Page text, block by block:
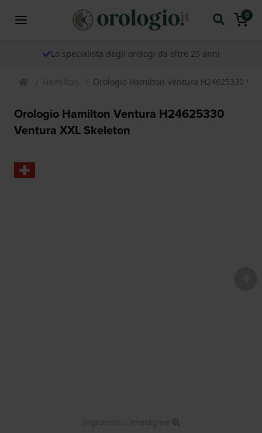
0
Lo specialista degli orologi da oltre 25 anni
Hamilton Orologio Hamilton Ventura H24625330
Orologio Hamilton Ventura H24625330
Ventura XXL Skeleton
Ingrandisci immagine